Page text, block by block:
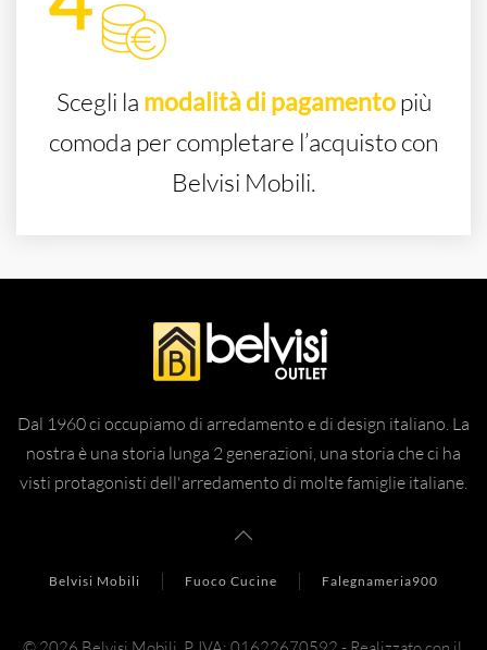
Scegli la modalità di pagamentopiù
comoda per completare l’acquisto con
Belvisi Mobili.
Dal 1960 ci occupiamo di arredamento e di design italiano. La
nostra è una storia lunga 2 generazioni, una storia che ci ha
visti protagonisti dell'arredamento di molte famiglie italiane.
Belvisi Mobili Fuoco Cucine Falegnameria900